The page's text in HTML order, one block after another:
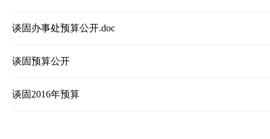
谈固办事处预算公开.doc
谈固预算公开
谈固2016年预算